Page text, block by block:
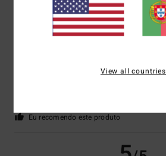
Eu recomendo este produto
View all countries